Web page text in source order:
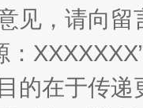
见，请向
：
的在于传